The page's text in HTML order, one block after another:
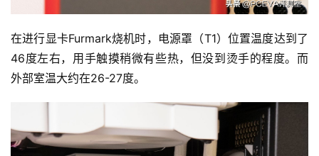
在进行显卡Furmark烧机时，电源罩（T1）位置温度达到了
46度左右，用手触摸稍微有些热，但没到烫手的程度。而
外部室温大约在26-27度。